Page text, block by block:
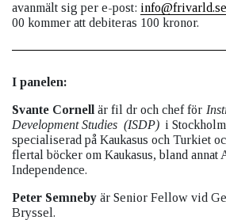
avanmält sig per e-post: info@frivarld.se
00 kommer att debiteras 100 kronor.
I panelen:
Svante Cornell är fil dr och chef för
Development Studies (ISDP) i
specialiserad på Kaukasus och Turkiet
flertal böcker om Kaukasus, bland annat
Independence.
Peter Semneby är Senior Fellow vid
Bryssel.